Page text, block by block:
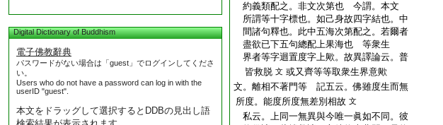
Digital Dictionary of Buddhism
電子佛教辭典
パスワードがない場合は「guest」でログインしてくださ
い。
Users who do not have a password can log in with the
userID "guest".
本文をドラッグして選択するとDDBの見出し語
約義類配之。非文次第也 今謂。本文
所謂等十字標也。如己身故四字結也。中
間諸句釋也。此中五海次第配之。若爾者
盡欲已下五句總配上果海也 等衆生
界者等字迴置度字上歟。故異譯論云。普
皆救脱 文 或又齊等等取衆生界意歟
文。離相不著門等 記五云。佛雖度生而無
所度。能度所度無差別相故 文
私云。上同一無異與今唯一眞如不同。彼